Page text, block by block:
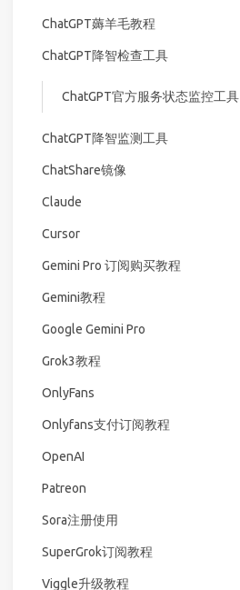
ChatGPT薅羊毛教程
ChatGPT降智检查工具
ChatGPT官方服务状态监控工具
ChatGPT降智监测工具
ChatShare镜像
Claude
Cursor
Gemini Pro 订阅购买教程
Gemini教程
Google Gemini Pro
Grok3教程
OnlyFans
Onlyfans支付订阅教程
OpenAI
Patreon
Sora注册使用
SuperGrok订阅教程
Viggle升级教程